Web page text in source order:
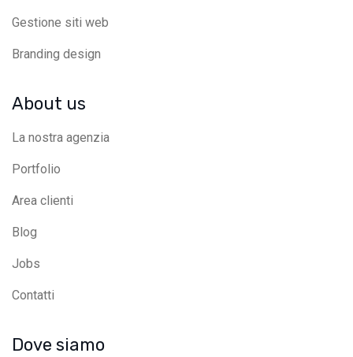
Gestione siti web
Branding design
About us
La nostra agenzia
Portfolio
Area clienti
Blog
Jobs
Contatti
Dove siamo